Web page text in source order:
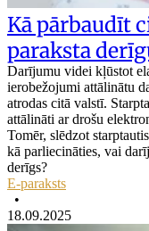
Kā pārbaudīt
paraksta
Darījumu videi kļūstot
ierobežojumi attālinātu
atrodas citā valstī.
attālināti ar drošu
Tomēr, slēdzot
kā parliecināties, vai
derīgs?
E-paraksts
•
18.09.2025